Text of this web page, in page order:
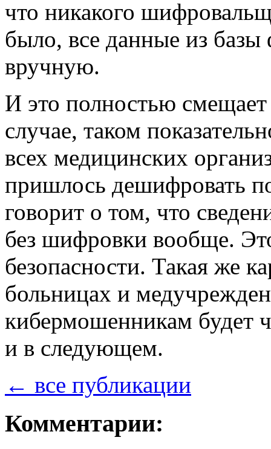
что никакого
было, все данные из
вручную.
И это полностью
случае, таком
всех медицинских
пришлось дешифровать
говорит о том, что
без шифровки вообще.
безопасности. Такая же
больницах и
кибермошенникам будет
и в следующем.
← все публикации
Комментарии: